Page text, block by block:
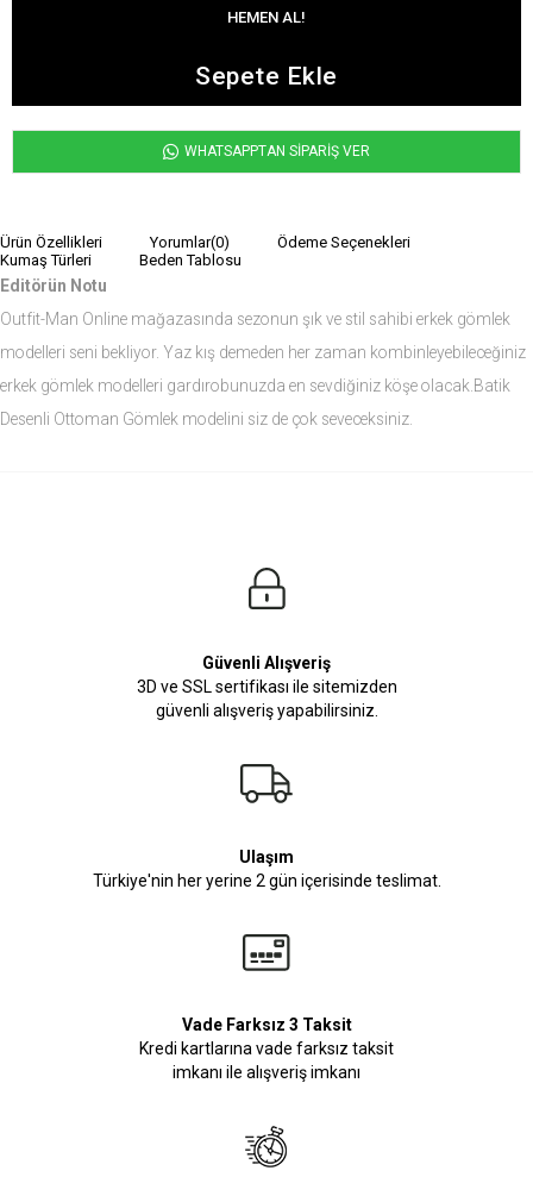
WHATSAPPTAN SİPARİŞ VER
Ürün Özellikleri Yorumlar(0)
Ödeme Seçenekleri
Kumaş Türleri
Beden Tablosu
Editörün Notu
Outfit-Man Online mağazasında sezonun şık ve stil sahibi erkek gömlek
modelleri seni bekliyor. Yaz kış demeden her zaman kombinleyebileceğiniz
erkek gömlek modelleri gardırobunuzda en sevdiğiniz köşe olacak.Batik
Desenli Ottoman Gömlek modelini siz de çok seveceksiniz.
Manken Bedenleri Üst Grup M, Alt Grup 33 Beden ( Medium )
Güvenli Alışveriş
3D ve SSL sertifikası ile sitemizden
güvenli alışveriş yapabilirsiniz.
Ulaşım
Türkiye'nin her yerine 2 gün içerisinde teslimat.
Vade Farksız 3 Taksit
Kredi kartlarına vade farksız taksit
imkanı ile alışveriş imkanı